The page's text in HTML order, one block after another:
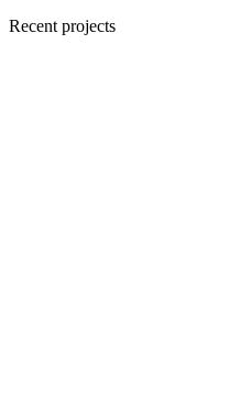
Recent projects